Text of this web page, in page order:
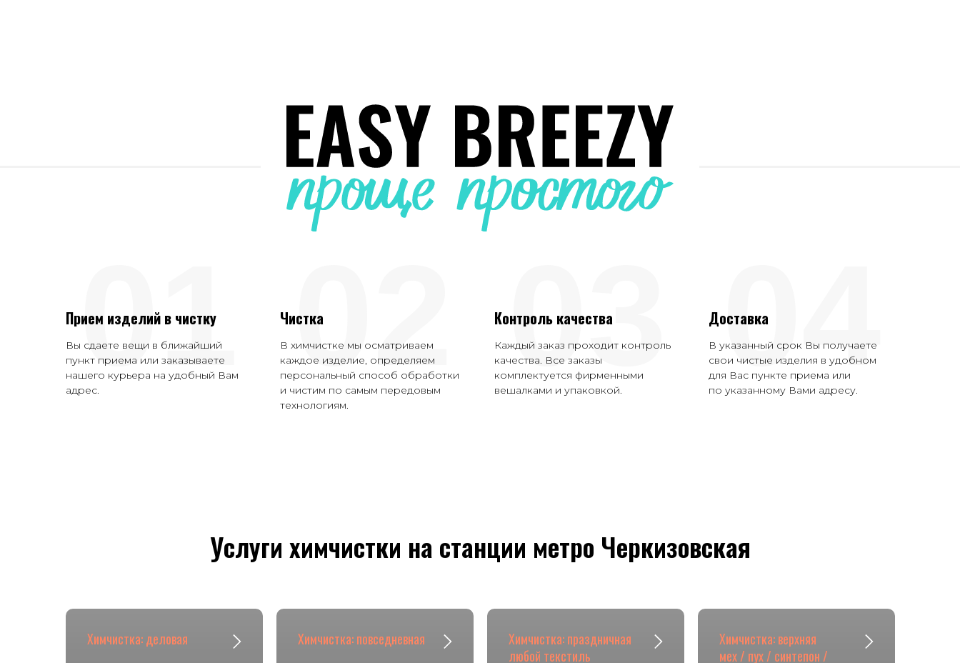
Прием изделий в чистку
Вы сдаете вещи в ближайший
пункт приема или заказываете
нашего курьера на удобный Вам
адрес.
01 Чистка
В химчистке мы осматриваем
каждое изделие, определяем
персональный способ обработки
и чистим по самым передовым
технологиям.
02 Контроль качества
Каждый заказ проходит контроль
качества. Все заказы
комплектуется фирменными
вешалками и упаковкой.
03 Доставка
В указанный срок Вы получаете
свои чистые изделия в удобном
для Вас пункте приема или
по указанному Вами адресу.
04
Услуги химчистки на станции метро Черкизовская
Химчистка: деловая Химчистка: повседневная
Химчистка: праздничная
любой текстиль
Химчистка: верхняя
мех / пух / синтепон /